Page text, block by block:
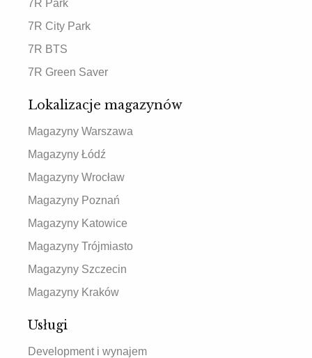
7R Park
7R City Park
7R BTS
7R Green Saver
Lokalizacje magazynów
Magazyny Warszawa
Magazyny Łódź
Magazyny Wrocław
Magazyny Poznań
Magazyny Katowice
Magazyny Trójmiasto
Magazyny Szczecin
Magazyny Kraków
Usługi
Development i wynajem